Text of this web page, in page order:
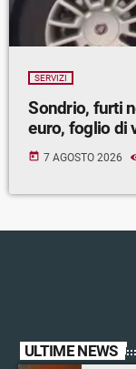
SERVIZI
Sondrio, furti
euro, foglio di
today 7 AGOSTO 2026
ULTIME NEWS